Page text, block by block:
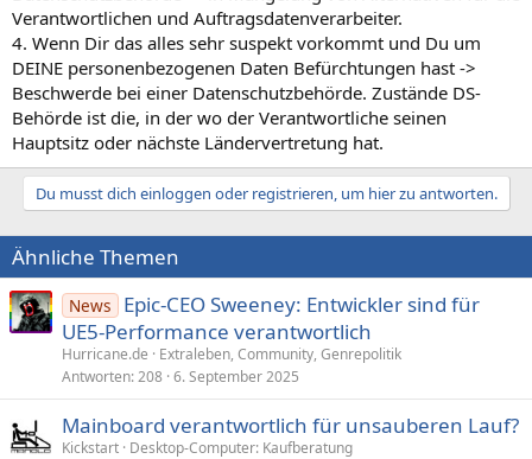
Verantwortlichen und Auftragsdatenverarbeiter.
4. Wenn Dir das alles sehr suspekt vorkommt und Du um
DEINE personenbezogenen Daten Befürchtungen hast ->
Beschwerde bei einer Datenschutzbehörde. Zustände DS-
Behörde ist die, in der wo der Verantwortliche seinen
Hauptsitz oder nächste Ländervertretung hat.
Du musst dich einloggen oder registrieren, um hier zu antworten.
Ähnliche Themen
News
Epic-CEO Sweeney: Entwickler sind für
UE5-Performance verantwortlich
Hurricane.de
Extraleben, Community, Genrepolitik
Antworten 208 6. September 2025
Mainboard verantwortlich für unsauberen Lauf?
Kickstart Desktop-Computer: Kaufberatung